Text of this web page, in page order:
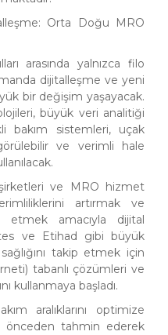
Orta Doğu MRO
arasında yalnızca filo
dijitalleşme ve yeni
bir değişim yaşayacak.
büyük veri analitiği
bakım sistemleri, uçak
ve verimli hale
ve MRO hizmet
artırmak ve
etmek amacıyla dijital
ve Etihad gibi büyük
sağlığını takip etmek için
tabanlı çözümleri ve
kullanmaya başladı.
aralıklarını optimize
önceden tahmin ederek